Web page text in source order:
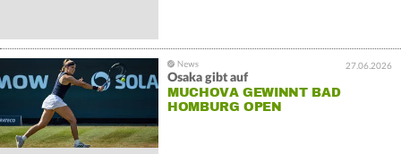
27.06.2026
Osaka gibt auf
MUCHOVA GEWINNT BAD
HOMBURG OPEN